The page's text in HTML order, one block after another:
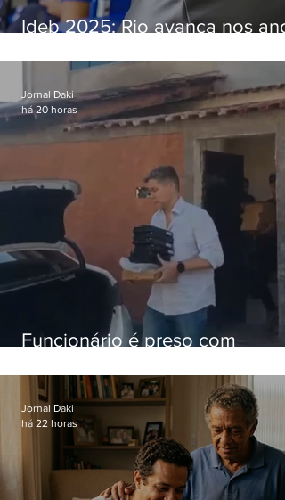
Ideb 2025: Rio avança nos
nacional
Funcionário é preso com
Hospital do Andaraí
Jornal Daki
há 20 horas
Jornal Daki
há 22 horas